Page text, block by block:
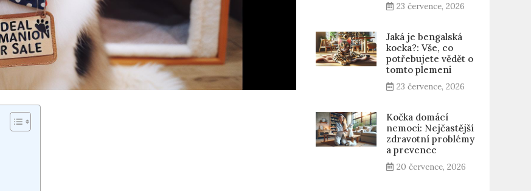
23 července, 2026
Jaká je bengalská
kocka?: Vše, co
potřebujete vědět o
tomto plemeni
23 července, 2026
Kočka domácí
nemoci: Nejčastější
zdravotní problémy
a prevence
20 července, 2026